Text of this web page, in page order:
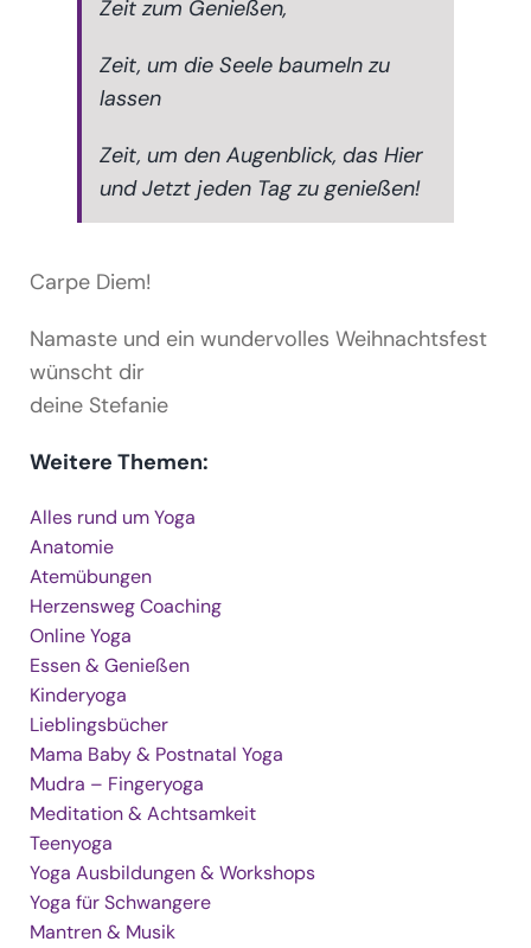
Zeit zum Genießen,
Zeit, um die Seele baumeln zu
lassen
Zeit, um den Augenblick, das Hier
und Jetzt jeden Tag zu genießen!
Carpe Diem!
Namaste und ein wundervolles Weihnachtsfest
wünscht dir
deine Stefanie
Weitere Themen:
Alles rund um Yoga
Anatomie
Atemübungen
Herzensweg Coaching
Online Yoga
Essen & Genießen
Kinderyoga
Lieblingsbücher
Mama Baby & Postnatal Yoga
Mudra – Fingeryoga
Meditation & Achtsamkeit
Teenyoga
Yoga Ausbildungen & Workshops
Yoga für Schwangere
Mantren & Musik